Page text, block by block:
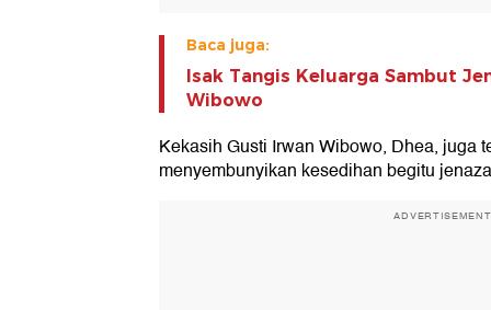
Baca juga:
Isak Tangis Keluarga Sambut
Wibowo
Kekasih Gusti Irwan Wibowo, Dhea, juga
menyembunyikan kesedihan begitu
ADVERTISEMENT